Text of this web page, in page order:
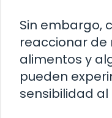
Sin embargo,
reaccionar
alimentos y
pueden
sensibilidad al